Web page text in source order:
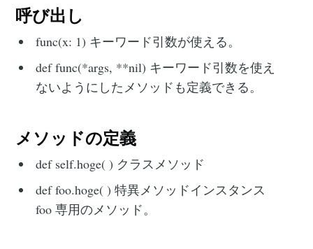
呼び出し
func(x: 1) キーワード引数が使える。
def func(*args, **nil) キーワード引数を使え
ないようにしたメソッドも定義できる。
メソッドの定義
def self.hoge( ) クラスメソッド
def foo.hoge( ) 特異メソッド‌‌インスタンス
foo 専用のメソッド。